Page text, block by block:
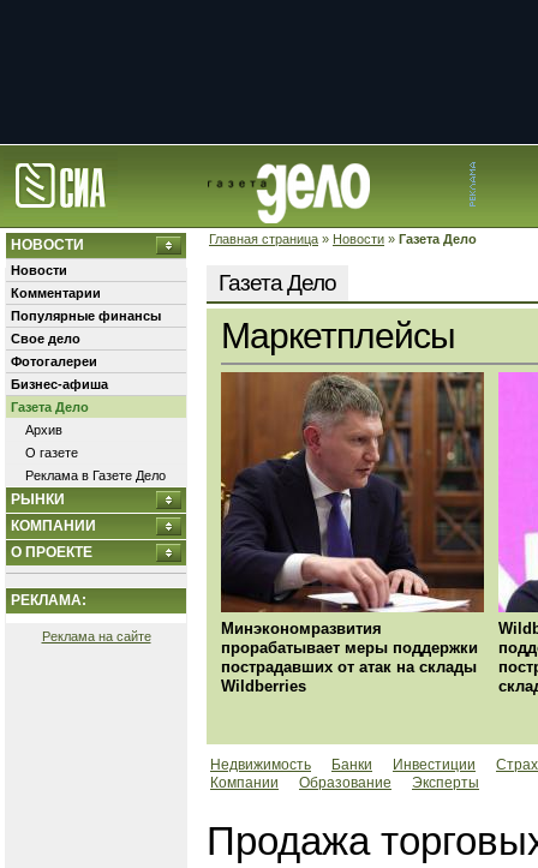
Главная страница » Новости » Газета Дело
НОВОСТИ
Новости
Комментарии
Популярные финансы
Свое дело
Фотогалереи
Бизнес-афиша
Газета Дело
Архив
О газете
Реклама в Газете Дело
РЫНКИ
КОМПАНИИ
О ПРОЕКТЕ
РЕКЛАМА:
Реклама на сайте
Газета Дело
Маркетплейсы
Минэкономразвития
прорабатывает меры поддержки
пострадавших от атак на склады
Wildberries
Недвижимость Банки Инвестиции
Компании
Образование Эксперты
Продажа